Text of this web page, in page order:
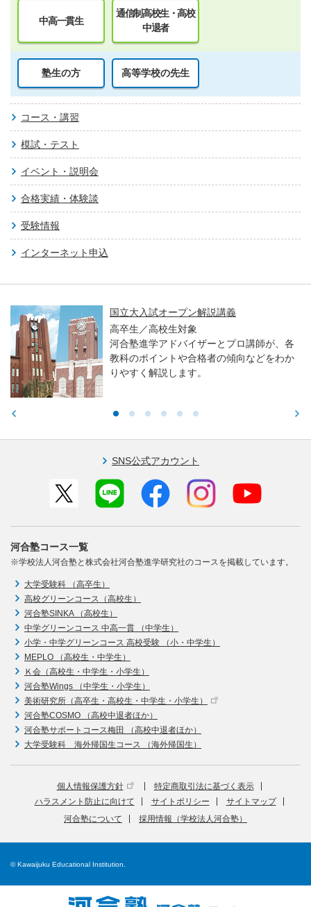
中高一貫生
通信制高校生・高校
中退者
塾生の方 高等学校の先生
コース・講習
模試・テスト
イベント・説明会
合格実績・体験談
受験情報
インターネット申込
国立大入試オープン解説講義
高卒生／高校生対象
河合塾進学アドバイザーとプロ講師が、各
教科のポイントや合格者の傾向などをわか
りやすく解説します。
SNS公式アカウント
河合塾コース一覧
※学校法人河合塾と株式会社河合塾進学研究社のコースを掲載しています。
大学受験科 （高卒生）
高校グリーンコース（高校生）
河合塾SINKA （高校生）
中学グリーンコース 中高一貫 （中学生）
小学・中学グリーンコース 高校受験 （小・中学生）
MEPLO （高校生・中学生）
Ｋ会（高校生・中学生・小学生）
河合塾Wings （中学生・小学生）
美術研究所（高卒生・高校生・中学生・小学生）
河合塾COSMO （高校中退者ほか）
河合塾サポートコース梅田 （高校中退者ほか）
大学受験科 海外帰国生コース （海外帰国生）
個人情報保護方針
特定商取引法に基づく表示
ハラスメント防止に向けて
サイトポリシー
サイトマップ
河合塾について
採用情報（学校法人河合塾）
© Kawaijuku Educational Institution.